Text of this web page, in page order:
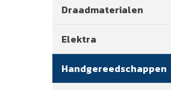
Draadmaterialen
Elektra
Handgereedschappen